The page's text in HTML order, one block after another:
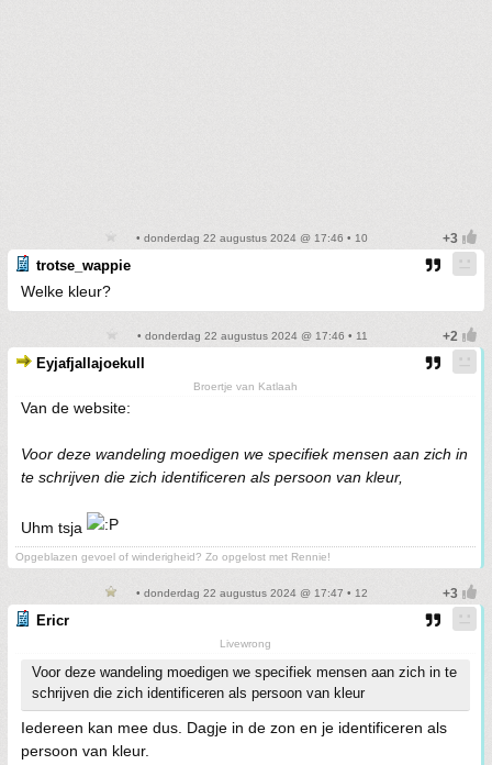
• donderdag 22 augustus 2024 @ 17:46 • 10
trotse_wappie
Welke kleur?
• donderdag 22 augustus 2024 @ 17:46 • 11
Eyjafjallajoekull
Broertje van Katlaah
Van de website:
Voor deze wandeling moedigen we specifiek mensen aan zich in
te schrijven die zich identificeren als persoon van kleur,
Uhm tsja
Opgeblazen gevoel of winderigheid? Zo opgelost met Rennie!
• donderdag 22 augustus 2024 @ 17:47 • 12
Ericr
Livewrong
Voor deze wandeling moedigen we specifiek mensen aan zich in te
schrijven die zich identificeren als persoon van kleur
Iedereen kan mee dus. Dagje in de zon en je identificeren als
persoon van kleur.